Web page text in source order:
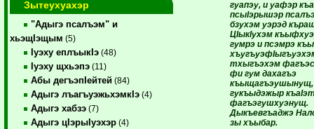
Зытеухуахэр
"Адыгэ псалъэм" и
хьэщIэщым (5)
Iуэху еплъыкIэ (48)
Iуэху щхьэпэ (11)
Абы дегъэпIейтей (84)
Адыгэ лъагъуэжьхэмкIэ (4)
Адыгэ хабзэ (7)
Адыгэ цIэрыIуэхэр (4)
гуапэу, и уафэр
псыIэрышэр
бзухэм уэрэд
ЦIыкIухэм
гумрэ и псэмрэ
тхыгъэхэм
фи гум дахагъэ
гукъыдэжыр
фагъэгушхуэнущ.
Дыкъевгъаджэ
зы хъыбар.